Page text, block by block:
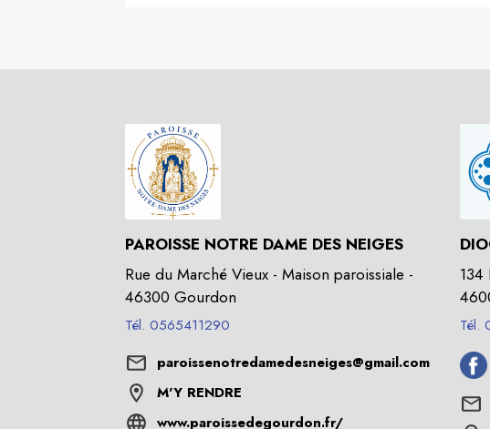
PAROISSE NOTRE DAME DES NEIGES
Rue du Marché Vieux - Maison paroissiale -
46300 Gourdon
Tél. 0565411290
paroissenotredamedesneiges@gmail.com
M'Y RENDRE
www.paroissedegourdon.fr/
134
Tél.